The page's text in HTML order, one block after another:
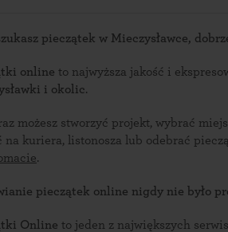
pieczątek w Mieczysławce,
online to najwyższa jakość i
i okolic.
możesz stworzyć projekt, wybrać
czekać na kuriera, listonosza lub odebrać
.
pieczątek online nigdy nie było
Online to jeden z największych